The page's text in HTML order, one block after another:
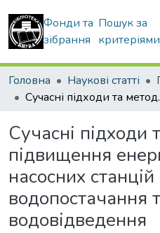
Фонди та
зібрання
Пошук за
критеріями
Головна Наукові статті
Сучасні підходи та
Сучасні підходи
підвищення
насосних
водопостачання
водовідведення